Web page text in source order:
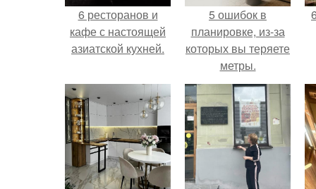
6 ресторанов и
кафе с настоящей
азиатской кухней.
5 ошибок в
планировке, из-за
которых вы теряете
метры.